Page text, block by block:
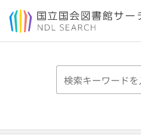
本文へ移動